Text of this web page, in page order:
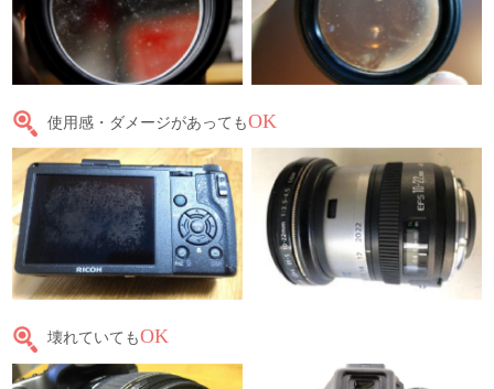
使用感・ダメージがあってもOK
壊れていてもOK